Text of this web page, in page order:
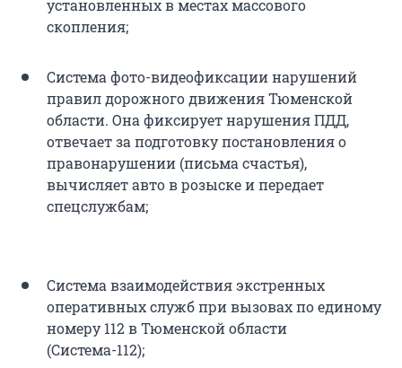
установленных в местах массового
скопления;
Система фото-видеофиксации нарушений
правил дорожного движения Тюменской
области. Она фиксирует нарушения ПДД,
отвечает за подготовку постановления о
правонарушении (письма счастья),
вычисляет авто в розыске и передает
спецслужбам;
Система взаимодействия экстренных
оперативных служб при вызовах по единому
номеру 112 в Тюменской области
(Система-112);